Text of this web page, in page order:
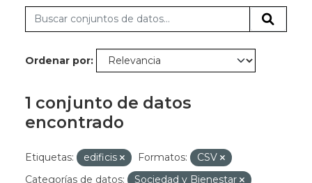
Ordenar por
1 conjunto de datos
encontrado
Etiquetas: edificis Formatos:
CSV
Categorías de datos:
Sociedad y Bienestar